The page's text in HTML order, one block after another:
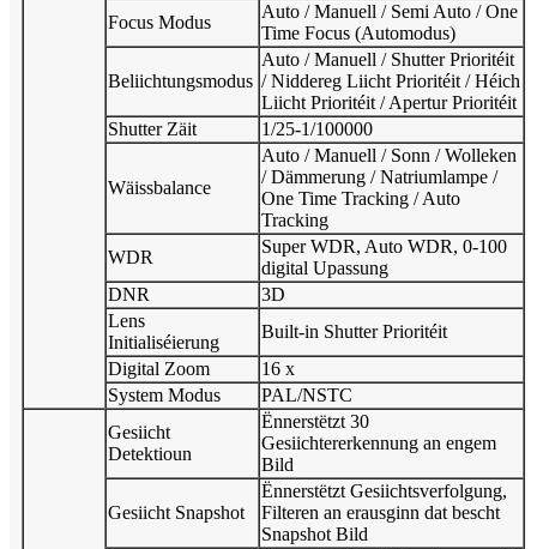
Focus Modus
Auto / Manuell / Semi Auto / One
Time Focus (Automodus)
Beliichtungsmodus
Auto / Manuell / Shutter Prioritéit
/ Niddereg Liicht Prioritéit / Héich
Liicht Prioritéit / Apertur Prioritéit
Shutter Zäit
1/25-1/100000
Wäissbalance
Auto / Manuell / Sonn / Wolleken
/ Dämmerung / Natriumlampe /
One Time Tracking / Auto
Tracking
WDR
Super WDR, Auto WDR, 0-100
digital Upassung
DNR
3D
Lens
Initialiséierung
Built-in Shutter Prioritéit
Digital Zoom
16 x
System Modus
PAL/NSTC
Gesiicht
Detektioun
Ënnerstëtzt 30
Gesiichtererkennung an engem
Bild
Gesiicht Snapshot
Ënnerstëtzt Gesiichtsverfolgung,
Filteren an erausginn dat bescht
Snapshot Bild